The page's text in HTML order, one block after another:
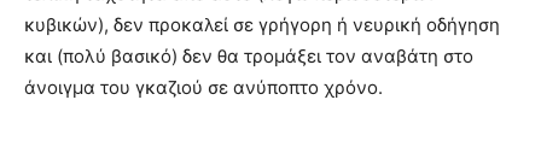
κυβικών), δεν προκαλεί σε γρήγορη ή νευρική οδήγηση
και (πολύ βασικό) δεν θα τρομάξει τον αναβάτη στο
άνοιγμα του γκαζιού σε ανύποπτο χρόνο.